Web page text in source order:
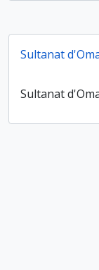
Sultanat
Sultanat